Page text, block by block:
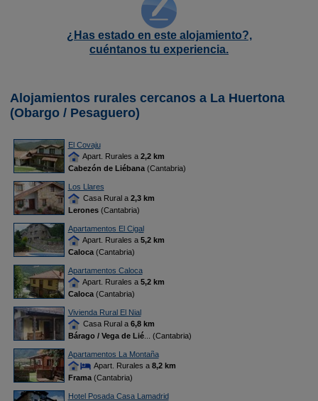
¿Has estado en este alojamiento?,
cuéntanos tu experiencia.
Alojamientos rurales cercanos a La Huertona
(Obargo / Pesaguero)
El Covaju
Apart. Rurales a 2,2 km
Cabezón de Liébana(Cantabria)
Los Llares
Casa Rural a 2,3 km
Lerones(Cantabria)
Apartamentos El Cigal
Apart. Rurales a 5,2 km
Caloca(Cantabria)
Apartamentos Caloca
Apart. Rurales a 5,2 km
Caloca(Cantabria)
Vivienda Rural El Nial
Casa Rural a 6,8 km
Bárago / Vega de Lié... (Cantabria)
Apartamentos La Montaña
Apart. Rurales a 8,2 km
Frama(Cantabria)
Hotel Posada Casa Lamadrid